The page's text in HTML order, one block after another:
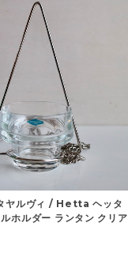
ルヴィ / Hetta ヘッタ
ホルダー ランタン クリア